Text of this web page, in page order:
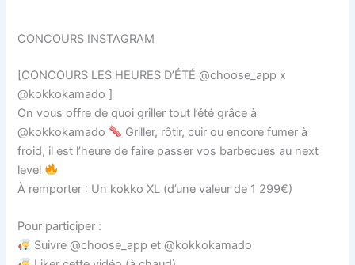
CONCOURS INSTAGRAM
[CONCOURS LES HEURES D’ÉTÉ @choose_app x
@kokkokamado ]
On vous offre de quoi griller tout l’été grâce à
@kokkokamado
Griller, rôtir, cuir ou encore fumer à
froid, il est l’heure de faire passer vos barbecues au next
level
À remporter : Un kokko XL (d’une valeur de 1 299€)
Pour participer :
Suivre @choose_app et @kokkokamado